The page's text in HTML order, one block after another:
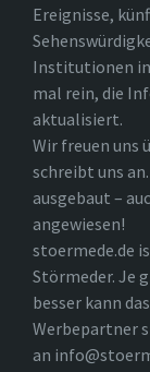
Ereignisse,
Institutionen in
mal rein, die
aktualisiert.
Wir freuen uns
schreibt uns
ausgebaut –
angewiesen!
stoermede.de
Störmeder. Je
besser kann
Werbepartner
an